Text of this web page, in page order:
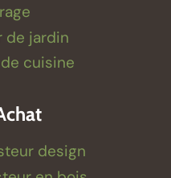
de jardin
cuisine
design